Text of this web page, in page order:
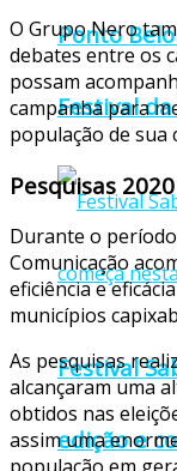
Ponto
Festival
Festival
edição e
O Grupo Nero
debates entre os
possam
campanha para
população de sua
Pesquisas 2020
Durante o
Comunicação
eficiência e
municípios
As pesquisas
alcançaram uma
obtidos nas
assim uma